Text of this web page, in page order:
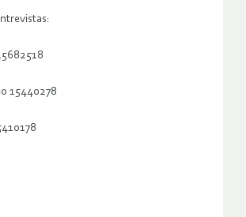
15440278